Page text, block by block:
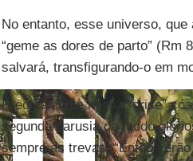
No entanto, esse universo,
“geme as dores de parto” (Rm
salvará, transfigurando-o em
Precisamente nessa “crise”
segunda parusia de modo
sempre as trevas: “Então